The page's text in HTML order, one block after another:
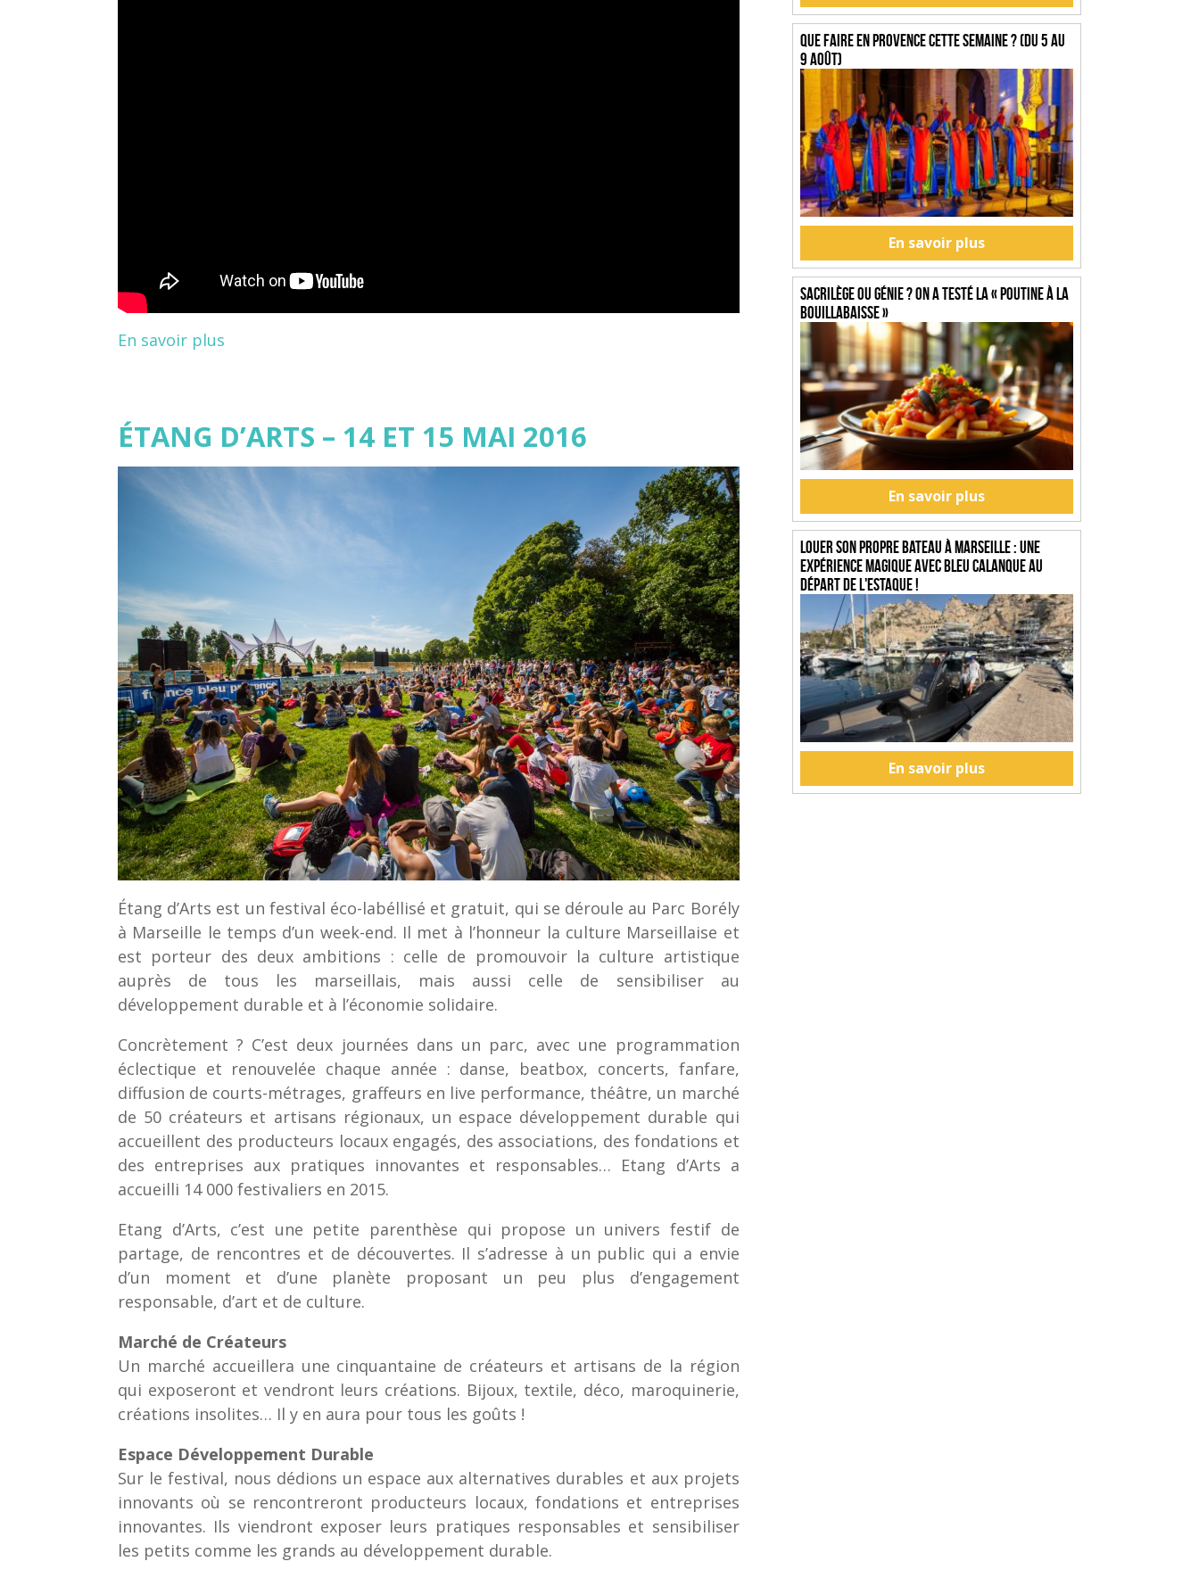
En savoir plus
ÉTANG D’ARTS – 14 ET 15 MAI 2016
Étang d’Arts est un festival éco-labéllisé et gratuit, qui se déroule au Parc Borély
à Marseille le temps d’un week-end. Il met à l’honneur la culture Marseillaise et
est porteur des deux ambitions : celle de promouvoir la culture artistique
auprès de tous les marseillais, mais aussi celle de sensibiliser au
développement durable et à l’économie solidaire.
Concrètement ? C’est deux journées dans un parc, avec une programmation
éclectique et renouvelée chaque année : danse, beatbox, concerts, fanfare,
diffusion de courts-métrages, graffeurs en live performance, théâtre, un marché
de 50 créateurs et artisans régionaux, un espace développement durable qui
accueillent des producteurs locaux engagés, des associations, des fondations et
des entreprises aux pratiques innovantes et responsables… Etang d’Arts a
accueilli 14 000 festivaliers en 2015.
Etang d’Arts, c’est une petite parenthèse qui propose un univers festif de
partage, de rencontres et de découvertes. Il s’adresse à un public qui a envie
d’un moment et d’une planète proposant un peu plus d’engagement
responsable, d’art et de culture.
Marché de Créateurs
Un marché accueillera une cinquantaine de créateurs et artisans de la région
qui exposeront et vendront leurs créations. Bijoux, textile, déco, maroquinerie,
créations insolites… Il y en aura pour tous les goûts !
Espace Développement Durable
Sur le festival, nous dédions un espace aux alternatives durables et aux projets
innovants où se rencontreront producteurs locaux, fondations et entreprises
innovantes. Ils viendront exposer leurs pratiques responsables et sensibiliser
les petits comme les grands au développement durable.
Que faire en Provence cette semaine ? (du 5 au
9 août)
En savoir plus
SACRILÈGE OU GÉNIE ? On a testé la « Poutine à la
Bouillabaisse »
En savoir plus
Louer son propre bateau à Marseille : une
expérience magique avec Bleu Calanque au
départ de l'Estaque !
En savoir plus